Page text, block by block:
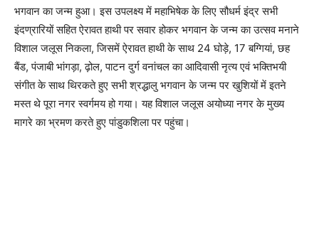
भगवान का जन्म हुआ। इस उपलक्ष्य में महाभिषेक के लिए सौधर्म इंद्र सभी
इंदण्रारियों सहित ऐरावत हाथी पर सवार होकर भगवान के जन्म का उत्सव मनाने
विशाल जलूस निकला, जिसमें ऐरावत हाथी के साथ 24 घोड़े, 17 बग्गियां, छह
बैंड, पंजाबी भांगड़ा, ढ़ोल, पाटन दुर्ग वनांचल का आदिवासी नृत्य एवं भक्तिभयी
संगीत के साथ थिरकते हुए सभी श्रद्धालु भगवान के जन्म पर खुशियों में इतने
मस्त थे पूरा नगर स्वर्गमय हो गया। यह विशाल जलूस अयोध्या नगर के मुख्य
मागरे का भ्रमण करते हुए पांडुकशिला पर पहुंचा।